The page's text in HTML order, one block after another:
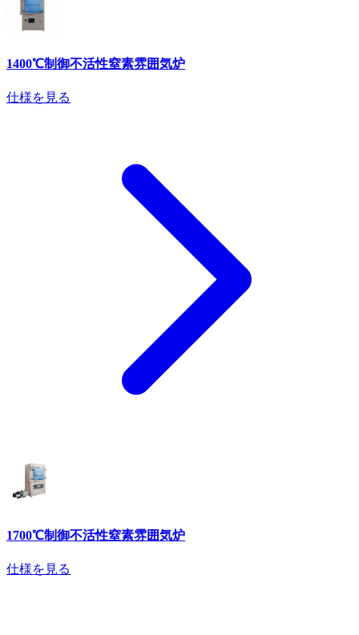
1400℃制御不活性窒素雰囲気炉
仕様を見る
1700℃制御不活性窒素雰囲気炉
仕様を見る